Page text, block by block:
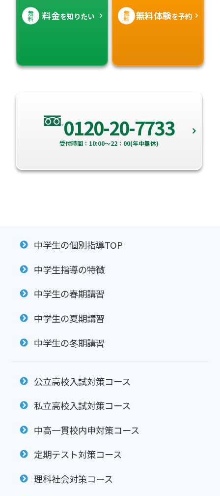
無
料 料金を知りたい 無
料 無料体験を予約
0120-20-7733
受付時間：10:00～22：00(年中無休)
中学生の個別指導TOP
中学生指導の特徴
中学生の春期講習
中学生の夏期講習
中学生の冬期講習
公立高校入試対策コース
私立高校入試対策コース
中高一貫校内申対策コース
定期テスト対策コース
理科社会対策コース